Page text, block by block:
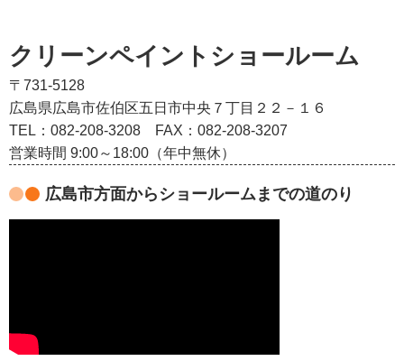
クリーンペイントショールーム
〒731-5128
広島県広島市佐伯区五日市中央７丁目２２－１６
TEL：082‐208‐3208
FAX：082-208-3207
営業時間 9:00～18:00（年中無休）
広島市方面からショールームまでの道のり